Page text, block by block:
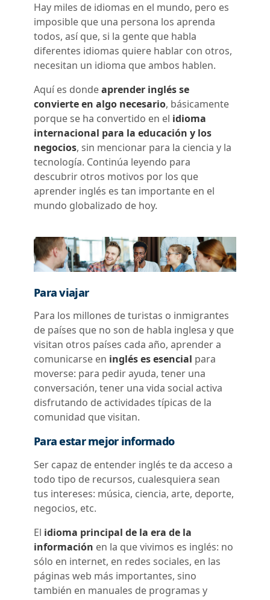
Hay miles de idiomas en el mundo, pero es
imposible que una persona los aprenda
todos, así que, si la gente que habla
diferentes idiomas quiere hablar con otros,
necesitan un idioma que ambos hablen.
Aquí es dondeaprender inglés se
convierte en algo necesario, básicamente
porque se ha convertido en el idioma
internacional para la educación y los
negocios, sin mencionar para la ciencia y la
tecnología. Continúa leyendo para
descubrir otros motivos por los que
aprender inglés es tan importante en el
mundo globalizado de hoy.
Para viajar
Para los millones de turistas o inmigrantes
de países que no son de habla inglesa y que
visitan otros países cada año, aprender a
comunicarse en inglés es esencial para
moverse: para pedir ayuda, tener una
conversación, tener una vida social activa
disfrutando de actividades típicas de la
comunidad que visitan.
Para estar mejor informado
Ser capaz de entender inglés te da acceso a
todo tipo de recursos, cualesquiera sean
tus intereses: música, ciencia, arte, deporte,
negocios, etc.
El idioma principal de la era de la
información en la que vivimos es inglés: no
sólo en internet, en redes sociales, en las
páginas web más importantes, sino
también en manuales de programas y